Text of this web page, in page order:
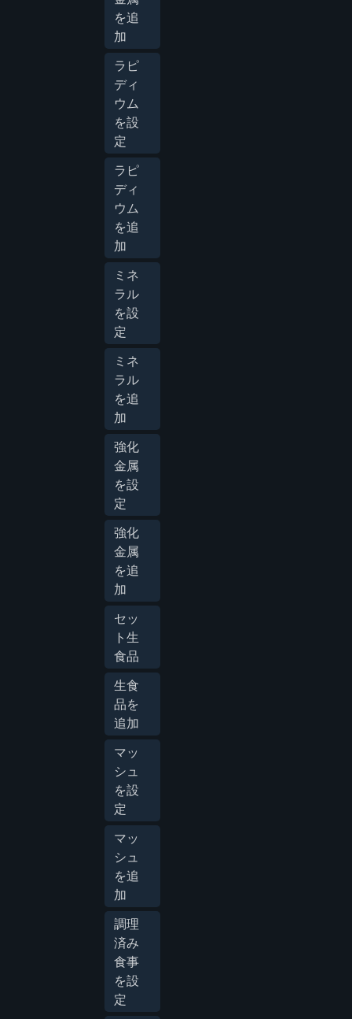
を追
加
ラピ
ディ
ウム
を設
定
ラピ
ディ
ウム
を追
加
ミネ
ラル
を設
定
ミネ
ラル
を追
加
強化
金属
を設
定
強化
金属
を追
加
セッ
ト生
食品
生食
品を
追加
マッ
シュ
を設
定
マッ
シュ
を追
加
調理
済み
食事
を設
定